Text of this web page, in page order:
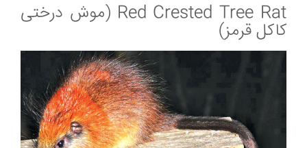
Red Crested Tree Rat (موش درختی
کاکل قرمز)